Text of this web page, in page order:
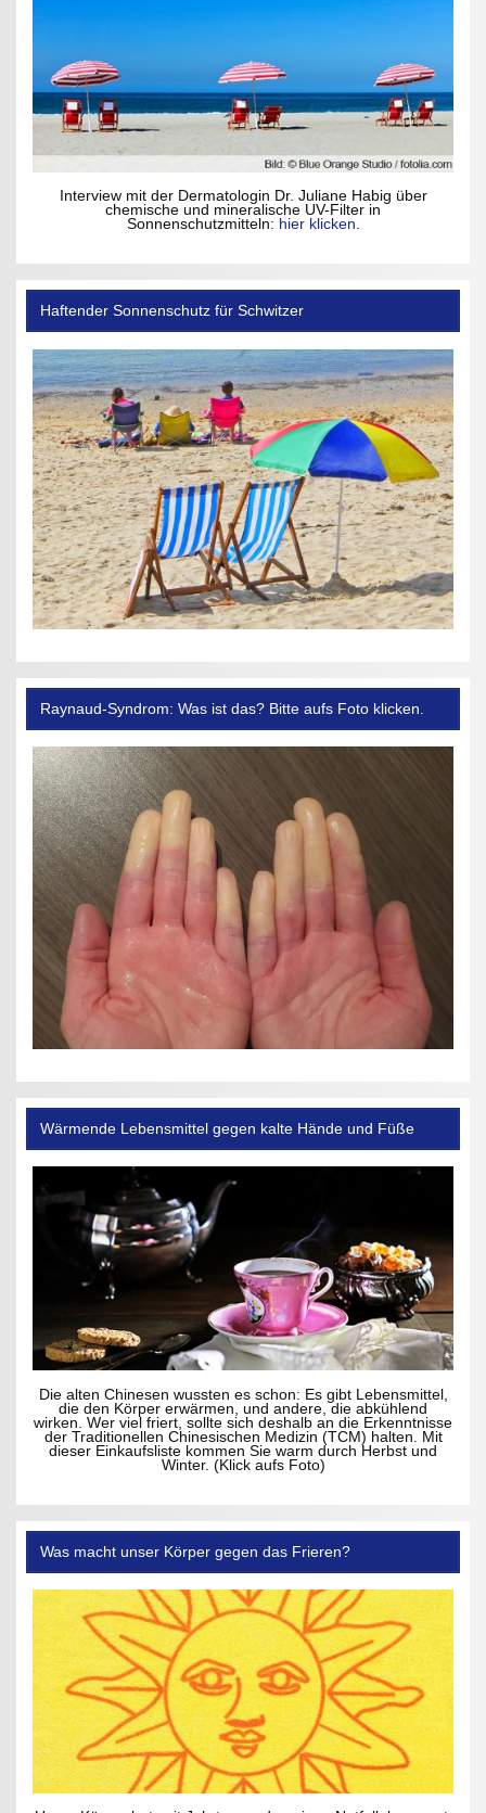
Interview mit der Dermatologin Dr. Juliane Habig über
chemische und mineralische UV-Filter in
Sonnenschutzmitteln: hier klicken
Haftender Sonnenschutz für Schwitzer
Raynaud-Syndrom: Was ist das? Bitte aufs Foto klicken.
Wärmende Lebensmittel gegen kalte Hände und Füße
Die alten Chinesen wussten es schon: Es gibt Lebensmittel,
die den Körper erwärmen, und andere, die abkühlend
wirken. Wer viel friert, sollte sich deshalb an die Erkenntnisse
der Traditionellen Chinesischen Medizin (TCM) halten. Mit
dieser Einkaufsliste kommen Sie warm durch Herbst und
Winter. (Klick aufs Foto)
Was macht unser Körper gegen das Frieren?